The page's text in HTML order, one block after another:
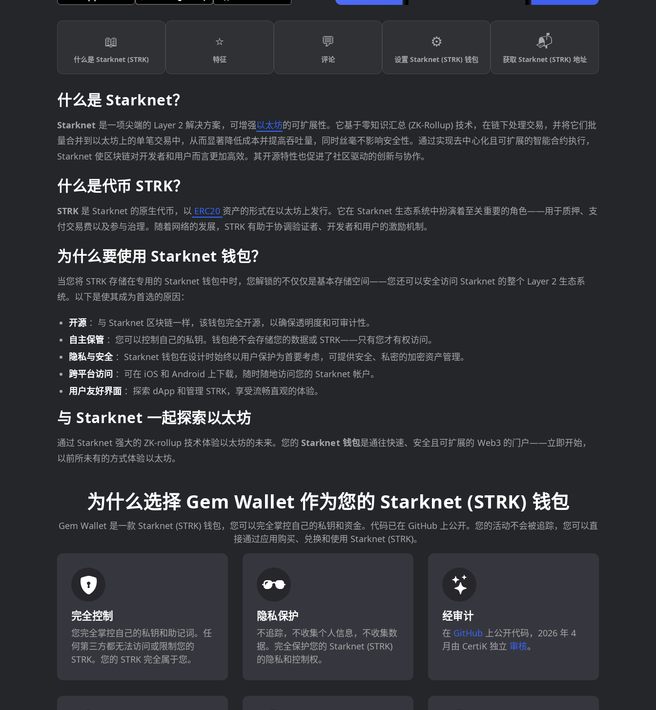
📖
什么是 Starknet (STRK)
⭐
特征
💬
评论
⚙️
设置 Starknet (STRK) 钱包
📬
获取 Starknet (STRK) 地址
什么是 Starknet？
Starknet 是一项尖端的 Layer 2 解决方案，可增强以太坊的可扩展性。它基于零知识汇总 (ZK-Rollup) 技术，在链下处理交易，并将它们批
量合并到以太坊上的单笔交易中，从而显著降低成本并提高吞吐量，同时丝毫不影响安全性。通过实现去中心化且可扩展的智能合约执行，
Starknet 使区块链对开发者和用户而言更加高效。其开源特性也促进了社区驱动的创新与协作。
什么是代币 STRK？
STRK 是 Starknet 的原生代币，以 ERC20 资产的形式在以太坊上发行。它在 Starknet 生态系统中扮演着至关重要的角色——用于质押、支
付交易费以及参与治理。随着网络的发展，STRK 有助于协调验证者、开发者和用户的激励机制。
为什么要使用 Starknet 钱包？
当您将 STRK 存储在专用的 Starknet 钱包中时，您解锁的不仅仅是基本存储空间——您还可以安全访问 Starknet 的整个 Layer 2 生态系
统。以下是使其成为首选的原因：
开源 ：与 Starknet 区块链一样，该钱包完全开源，以确保透明度和可审计性。
自主保管 ：您可以控制自己的私钥。钱包绝不会存储您的数据或 STRK——只有您才有权访问。
隐私与安全：Starknet 钱包在设计时始终以用户保护为首要考虑，可提供安全、私密的加密资产管理。
跨平台访问 ：可在 iOS 和 Android 上下载，随时随地访问您的 Starknet 帐户。
用户友好界面 ：探索 dApp 和管理 STRK，享受流畅直观的体验。
与 Starknet 一起探索以太坊
通过 Starknet 强大的 ZK-rollup 技术体验以太坊的未来。您的 Starknet 钱包是通往快速、安全且可扩展的 Web3 的门户——立即开始，
以前所未有的方式体验以太坊。
为什么选择 Gem Wallet 作为您的 Starknet (STRK) 钱包
Gem Wallet 是一款 Starknet (STRK) 钱包，您可以完全掌控自己的私钥和资金。代码已在 GitHub 上公开。您的活动不会被追踪，您可以直
接通过应用购买、兑换和使用 Starknet (STRK)。
完全控制
您完全掌控自己的私钥和助记词。任
何第三方都无法访问或限制您的
STRK。您的 STRK 完全属于您。
隐私保护
不追踪，不收集个人信息，不收集数
据。完全保护您的 Starknet (STRK)
的隐私和控制权。
经审计
在 GitHub 上公开代码，2026 年 4
月由 CertiK 独立 审核。